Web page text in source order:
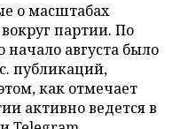
о масштабах
партии. По
начало августа было
публикаций,
как отмечает
активно ведется в